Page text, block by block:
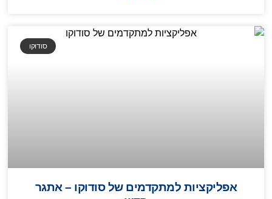
סודוקו
אפליקציות למתקדמים של סודוקו – אתגר